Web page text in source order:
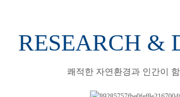
RESEARCH &
쾌적한 자연환경과 인간이